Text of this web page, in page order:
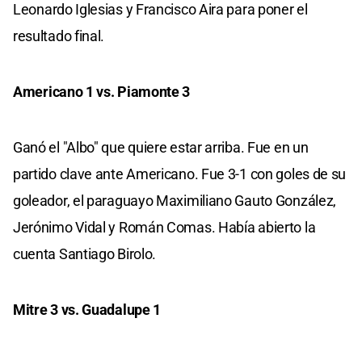
Leonardo Iglesias y Francisco Aira para poner el
resultado final.
Americano 1 vs. Piamonte 3
Ganó el "Albo" que quiere estar arriba. Fue en un
partido clave ante Americano. Fue 3-1 con goles de su
goleador, el paraguayo Maximiliano Gauto González,
Jerónimo Vidal y Román Comas. Había abierto la
cuenta Santiago Birolo.
Mitre 3 vs. Guadalupe 1